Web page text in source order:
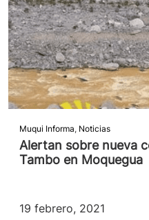
Muqui Informa, Noticias
Alertan sobre nueva
Tambo en Moquegua
19 febrero, 2021